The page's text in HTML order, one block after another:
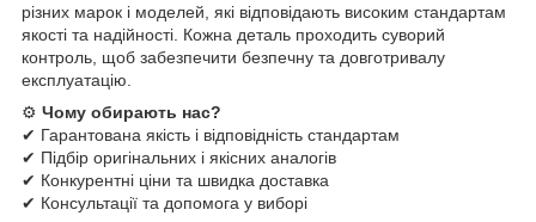
різних марок і моделей, які відповідають високим стандартам
якості та надійності. Кожна деталь проходить суворий
контроль, щоб забезпечити безпечну та довготривалу
експлуатацію.
⚙ Чому обирають нас?
✔ Гарантована якість і відповідність стандартам
✔ Підбір оригінальних і якісних аналогів
✔ Конкурентні ціни та швидка доставка
✔ Консультації та допомога у виборі